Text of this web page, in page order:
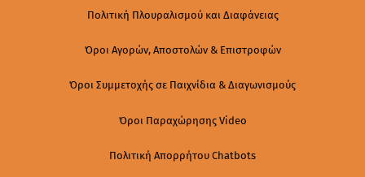
Πολιτική Πλουραλισμού και Διαφάνειας
Όροι Αγορών, Αποστολών & Επιστροφών
Όροι Συμμετοχής σε Παιχνίδια & Διαγωνισμούς
Όροι Παραχώρησης Video
Πολιτική Απορρήτου Chatbots